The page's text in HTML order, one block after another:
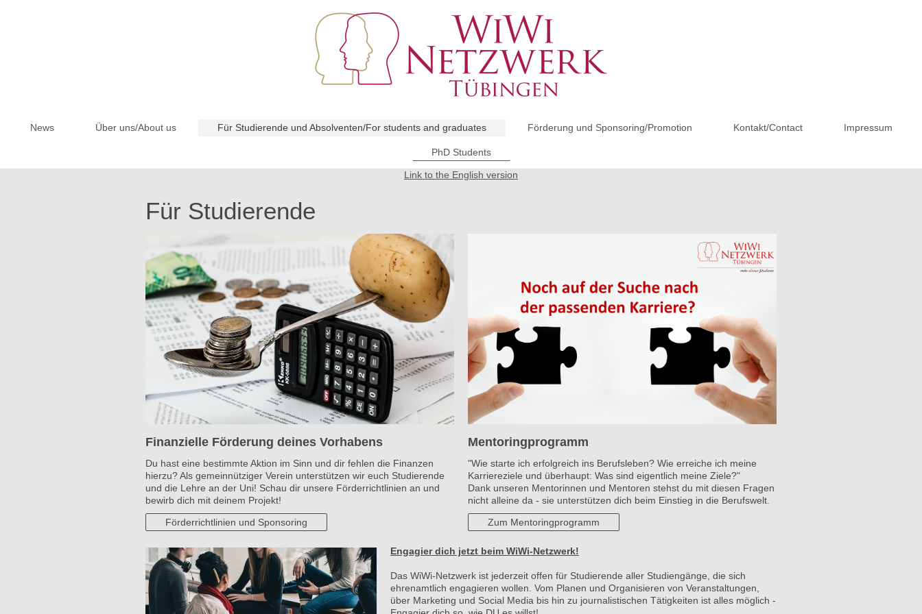
News Über uns/About us Für Studierende und Absolventen/For students and graduates Förderung und Sponsoring/Promotion Kontakt/Contact Impressum
PhD Students
Link to the English version
Für Studierende
Finanzielle Förderung deines Vorhabens
Du hast eine bestimmte Aktion im Sinn und dir fehlen die Finanzen
hierzu? Als gemeinnütziger Verein unterstützen wir euch Studierende
und die Lehre an der Uni! Schau dir unsere Förderrichtlinien an und
bewirb dich mit deinem Projekt!
Förderrichtlinien und Sponsoring
Mentoringprogramm
"Wie starte ich erfolgreich ins Berufsleben? Wie erreiche ich meine
Karriereziele und überhaupt: Was sind eigentlich meine Ziele?"
Dank unseren Mentorinnen und Mentoren stehst du mit diesen Fragen
nicht alleine da - sie unterstützen dich beim Einstieg in die Berufswelt.
Zum Mentoringprogramm
Engagier dich jetzt beim WiWi-Netzwerk!
Das WiWi-Netzwerk ist jederzeit offen für Studierende aller Studiengänge, die sich
ehrenamtlich engagieren wollen. Vom Planen und Organisieren von Veranstaltungen,
über Marketing und Social Media bis hin zu journalistischen Tätigkeiten ist alles möglich -